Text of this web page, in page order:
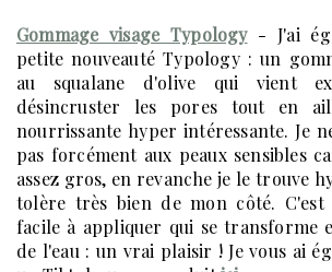
Gommage visage Typology- J'ai
petite nouveauté Typology : un
au squalane d'olive qui vient
désincruster les pores tout en
nourrissante hyper intéressante. Je
pas forcément aux peaux sensibles
assez gros, en revanche je le trouve
tolère très bien de mon côté.
facile à appliquer qui se transforme
de l'eau : un vrai plaisir ! Je vous ai